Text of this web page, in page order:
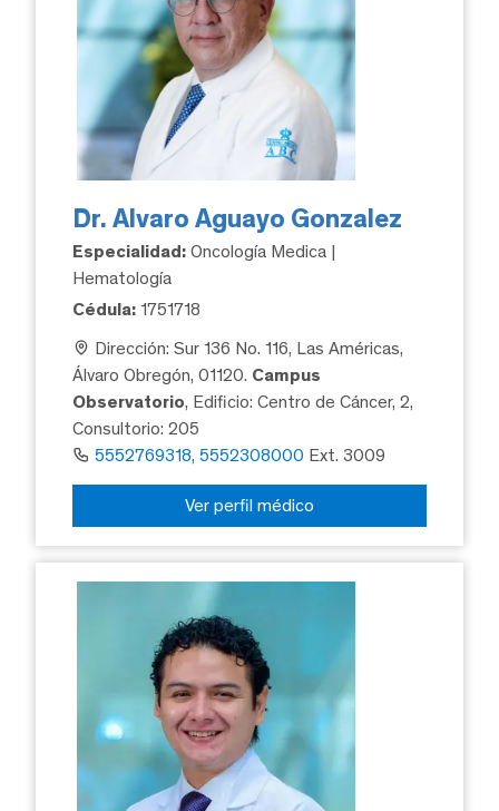
Dr. Alvaro Aguayo Gonzalez
Especialidad: Oncología Medica |
Hematología
Cédula: 1751718
Dirección: Sur 136 No. 116, Las Américas,
Álvaro Obregón, 01120. Campus
Observatorio, Edificio: Centro de Cáncer, 2,
Consultorio: 205
5552769318, 5552308000 Ext. 3009
Ver perfil médico